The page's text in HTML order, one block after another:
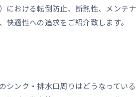
における転倒防止、断熱性、メンテナ
快適性への追求をご紹介致します。
シンク・排水口周りはどうなっている